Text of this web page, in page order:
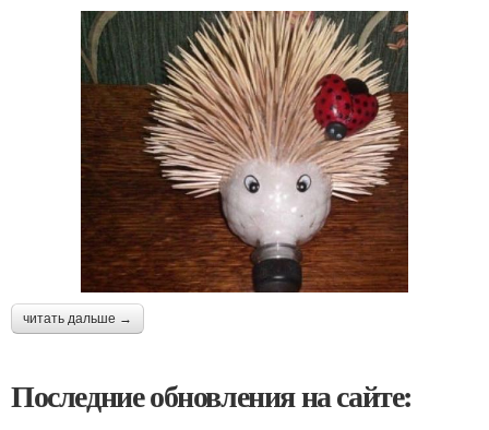
читать дальше →
Последние обновления на сайте: